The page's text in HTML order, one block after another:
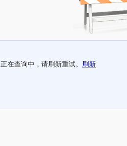
正在查询中，请刷新重试。 刷新